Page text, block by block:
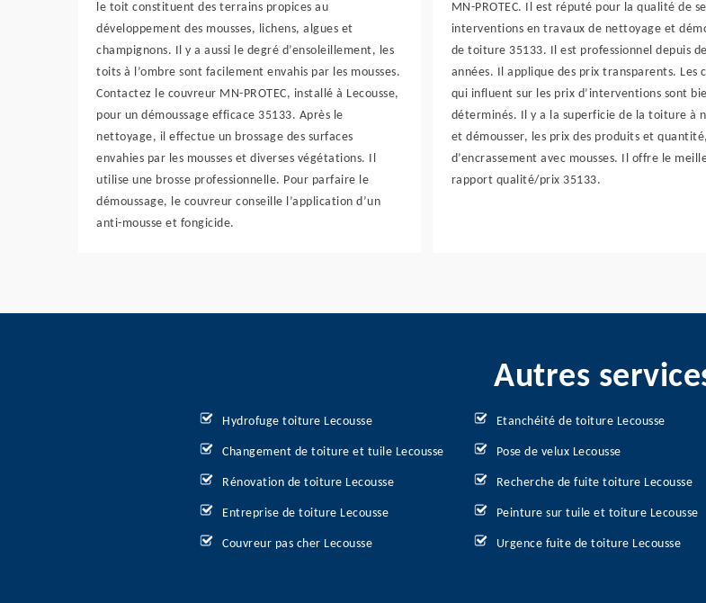
le toit constituent des terrains propices au
développement des mousses, lichens, algues et
champignons. Il y a aussi le degré d’ensoleillement, les
toits à l’ombre sont facilement envahis par les mousses.
Contactez le couvreur MN-PROTEC, installé à Lecousse,
pour un démoussage efficace 35133. Après le
nettoyage, il effectue un brossage des surfaces
envahies par les mousses et diverses végétations. Il
utilise une brosse professionnelle. Pour parfaire le
démoussage, le couvreur conseille l’application d’un
anti-mousse et fongicide.
MN-PROTEC. Il est réputé pour la qualité de
interventions en travaux de nettoyage et
de toiture 35133. Il est professionnel depuis
années. Il applique des prix transparents. Les
qui influent sur les prix d’interventions sont
déterminés. Il y a la superficie de la toiture à
et démousser, les prix des produits et
d’encrassement avec mousses. Il offre le
rapport qualité/prix 35133.
Autres
Hydrofuge toiture Lecousse
Changement de toiture et tuile Lecousse
Rénovation de toiture Lecousse
Entreprise de toiture Lecousse
Couvreur pas cher Lecousse
Etanchéité de toiture Lecousse
Pose de velux Lecousse
Recherche de fuite toiture Lecousse
Peinture sur tuile et toiture Lecousse
Urgence fuite de toiture Lecousse